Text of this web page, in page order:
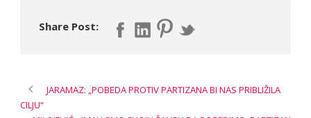
Share Post:
JARAMAZ: „POBEDA PROTIV PARTIZANA BI NAS PRIBLIŽILA
CILJU“